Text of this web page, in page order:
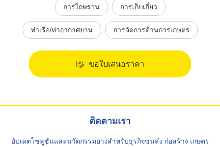
การไถพรวน การเก็บเกี่ยว
ท่าเรือ/ท่าอากาศยาน การจัดการด้านการเกษตร
ขอใบเสนอราคา
ติดตามเรา
อัปเดตโซลูชันและนวัตกรรมยางสำหรับธุรกิจขนส่ง ก่อสร้าง เกษตร